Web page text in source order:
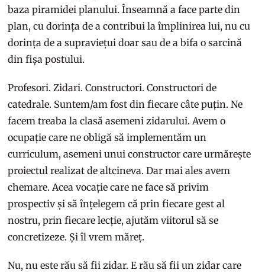
baza piramidei planului. Înseamnă a face parte din
plan, cu dorința de a contribui la împlinirea lui, nu cu
dorința de a supraviețui doar sau de a bifa o sarcină
din fișa postului.
Profesori. Zidari. Constructori. Constructori de
catedrale. Suntem/am fost din fiecare câte puțin. Ne
facem treaba la clasă asemeni zidarului. Avem o
ocupație care ne obligă să implementăm un
curriculum, asemeni unui constructor care urmărește
proiectul realizat de altcineva. Dar mai ales avem
chemare. Acea vocație care ne face să privim
prospectiv și să înțelegem că prin fiecare gest al
nostru, prin fiecare lecție, ajutăm viitorul să se
concretizeze. Și îl vrem măreț.
Nu, nu este rău să fii zidar. E rău să fii un zidar care